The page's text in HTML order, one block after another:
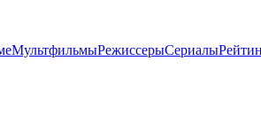
МультфильмыРежиссерыСериалы